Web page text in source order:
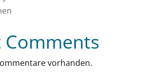
Comments
vorhanden.